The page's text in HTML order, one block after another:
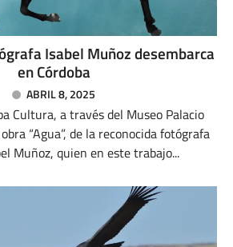
Isabel Muñoz desembarca
en Córdoba
ABRIL 8, 2025
Cultura, a través del Museo Palacio
“Agua”, de la reconocida fotógrafa
Muñoz, quien en este trabajo...